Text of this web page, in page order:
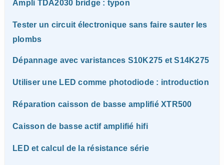
Ampli TDA2030 bridge : typon
Tester un circuit électronique sans faire sauter les
plombs
Dépannage avec varistances S10K275 et S14K275
Utiliser une LED comme photodiode : introduction
Réparation caisson de basse amplifié XTR500
Caisson de basse actif amplifié hifi
LED et calcul de la résistance série